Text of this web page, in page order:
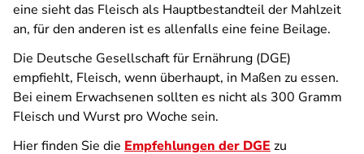
eine sieht das Fleisch als Hauptbestandteil der Mahlzeit
an, für den anderen ist es allenfalls eine feine Beilage.
Die Deutsche Gesellschaft für Ernährung (DGE)
empfiehlt, Fleisch, wenn überhaupt, in Maßen zu essen.
Bei einem Erwachsenen sollten es nicht als 300 Gramm
Fleisch und Wurst pro Woche sein.
Hier finden Sie die Empfehlungen der DGE zu